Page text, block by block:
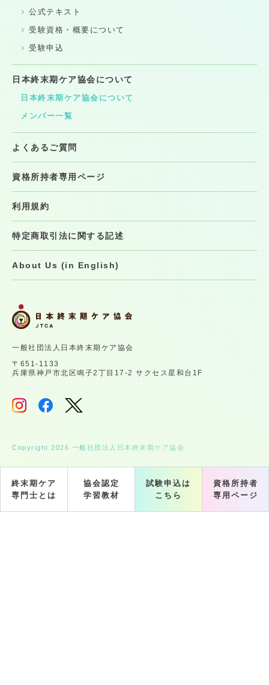
終末期ケア
専門士とは
協会認定
学習教材
試験申込は
こちら
資格所持者
専用ページ
一般社団法人日本終末期ケア協会
〒651-1133
兵庫県神戸市北区鳴子2丁目17-2 サクセス星和台1F
Copyright 2026 一般社団法人日本終末期ケア協会
公式テキスト
受験資格・概要について
受験申込
日本終末期ケア協会について
日本終末期ケア協会について
メンバー一覧
よくあるご質問
資格所持者専用ページ
利用規約
特定商取引法に関する記述
About Us (in English)